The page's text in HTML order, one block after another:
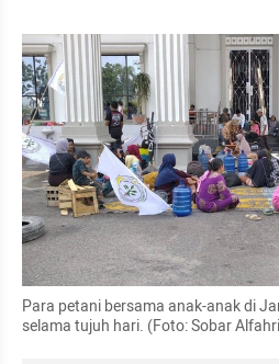
Para petani bersama anak-anak di
selama tujuh hari. (Foto: Sobar